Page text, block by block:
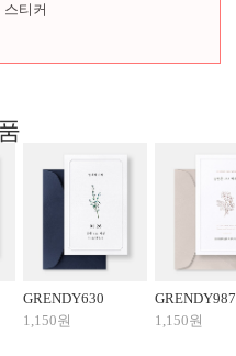
스티커
GRENDY630
1,150원
GRENDY987
1,150원